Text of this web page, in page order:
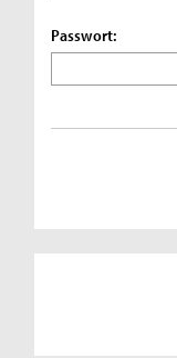
Passwort: